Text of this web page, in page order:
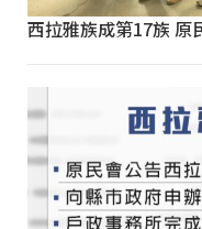
西拉雅族成第17族 原